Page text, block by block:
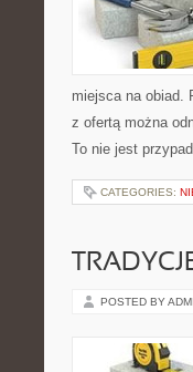
miejsca na obiad.
z ofertą można
To nie jest
CATEGORIES:
POSTED BY